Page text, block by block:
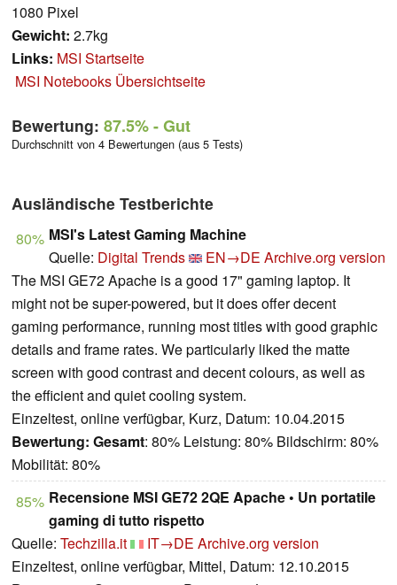
1080 Pixel
Gewicht: 2.7kg
Links: MSI Startseite
MSI Notebooks Übersichtseite
Bewertung: 87.5%- Gut
Durchschnitt von 4 Bewertungen (aus 5 Tests)
Ausländische Testberichte
80% MSI's Latest Gaming Machine
Quelle: Digital Trends EN→DE Archive.org version
The MSI GE72 Apache is a good 17" gaming laptop. It
might not be super-powered, but it does offer decent
gaming performance, running most titles with good graphic
details and frame rates. We particularly liked the matte
screen with good contrast and decent colours, as well as
the efficient and quiet cooling system.
Einzeltest, online verfügbar, Kurz, Datum: 10.04.2015
Bewertung: Gesamt: 80% Leistung: 80% Bildschirm: 80%
Mobilität: 80%
85% Recensione MSI GE72 2QE Apache • Un portatile
gaming di tutto rispetto
Quelle: Techzilla.it IT→DE Archive.org version
Einzeltest, online verfügbar, Mittel, Datum: 12.10.2015